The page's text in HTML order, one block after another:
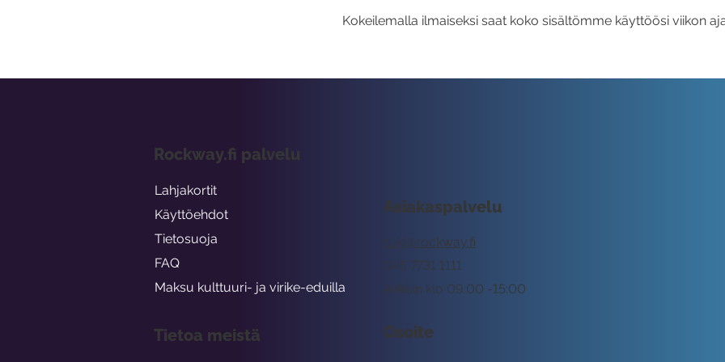
Kokeilemalla ilmaiseksi saat koko sisältömme käyttöösi viikon
Asiakaspalvelu
tuki@rockway.fi
Arkisin klo 09:00 -15:00
045 7731 1111
Osoite
Rockway.fi palvelu
Lahjakortit
Käyttöehdot
Tietosuoja
FAQ
Maksu kulttuuri- ja virike-eduilla
Tietoa meistä